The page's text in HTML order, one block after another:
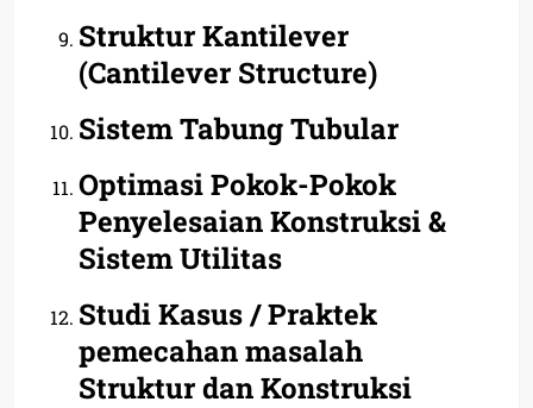
Struktur Kantilever
(Cantilever Structure)
Sistem Tabung Tubular
Optimasi Pokok-Pokok
Penyelesaian Konstruksi &
Sistem Utilitas
Studi Kasus / Praktek
pemecahan masalah
Struktur dan Konstruksi